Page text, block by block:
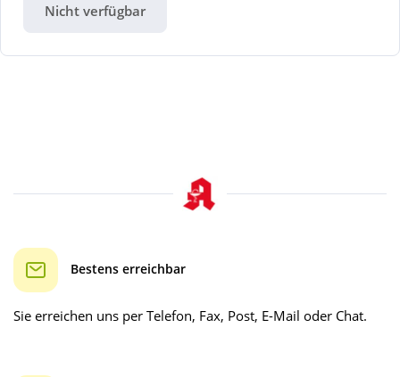
Nicht verfügbar
Bestens erreichbar
Sie erreichen uns per Telefon, Fax, Post, E-Mail oder Chat.